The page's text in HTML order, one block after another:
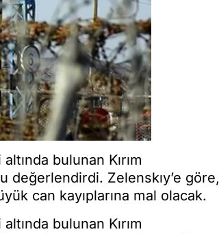
bulunan Kırım
değerlendirdi. Zelenskıy’e göre,
can kayıplarına mal olacak.
bulunan Kırım